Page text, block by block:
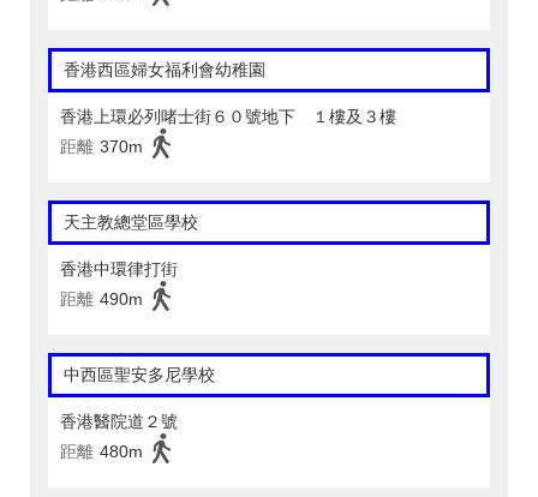
香港西區婦女福利會幼稚園
香港上環必列啫士街６０號地下 １樓及３樓
距離 370m
天主教總堂區學校
香港中環律打街
距離 490m
中西區聖安多尼學校
香港醫院道２號
距離 480m